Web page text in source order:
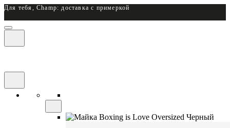
Для тебя, Champ: доставка с примеркой